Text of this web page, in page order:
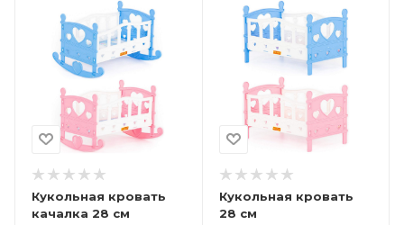
Кукольная кровать
качалка 28 см
Кукольная кровать
28 см